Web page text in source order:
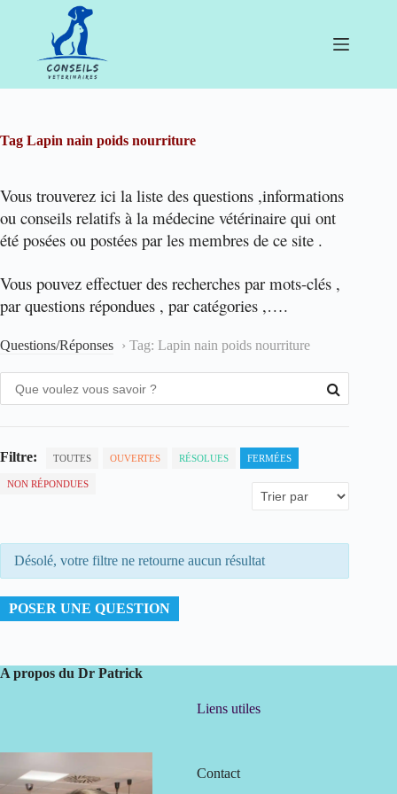
Tag Lapin nain poids nourriture
Vous trouverez ici la liste des questions ,informations
ou conseils relatifs à la médecine vétérinaire qui ont
été posées ou postées par les membres de ce site .
Vous pouvez effectuer des recherches par mots-clés ,
par questions répondues , par catégories ,….
Questions/Réponses › Tag: Lapin nain poids nourriture
Filtre: TOUTES OUVERTES RÉSOLUES FERMÉES
NON RÉPONDUES
Désolé, votre filtre ne retourne aucun résultat
POSER UNE QUESTION
A propos du Dr Patrick
Liens utiles
Contact